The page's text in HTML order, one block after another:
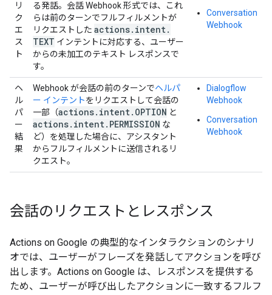
リ
ク
エ
ス
ト
る発話。会話 Webhook 形式では、これ
らは前のターンでフルフィルメントが
リクエストした actions. intent.
TEXT インテントに対応する、ユーザー
からの未加工のテキスト レスポンスで
す。
Conversation
Webhook
ヘ
ル
パ
ー
結
果
Webhook が会話の前のターンでヘルパ
ー インテントをリクエストして会話の
一部（actions. intent. OPTION と
actions. intent. PERMISSION な
ど）を処理した場合に、アシスタント
からフルフィルメントに送信されるリ
クエスト。
Dialogflow
Webhook
Conversation
Webhook
会話のリクエストとレスポンス
Actions on Google の典型的なインタラクションのシナリ
オでは、ユーザーがフレーズを発話してアクションを呼び
出します。Actions on Google は、レスポンスを提供する
ため、ユーザーが呼び出したアクションに一致するフルフ